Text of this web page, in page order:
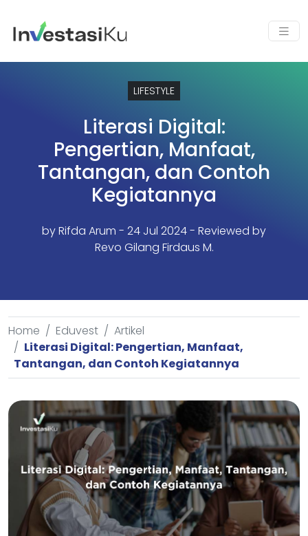
LIFESTYLE
Literasi Digital:
Pengertian, Manfaat,
Tantangan, dan Contoh
Kegiatannya
byRifda Arum - 24 Jul 2024 - Reviewed by
Revo Gilang Firdaus M.
Home Eduvest
Artikel
Literasi Digital: Pengertian, Manfaat,
Tantangan, dan Contoh Kegiatannya